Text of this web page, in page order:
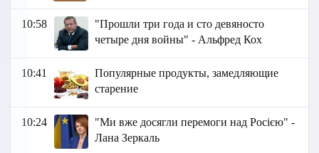
10:58
"Прошли три года и сто девяносто
четыре дня войны" - Альфред Кох
10:41
Популярные продукты, замедляющие
старение
10:24
"Ми вже досягли перемоги над Росією" -
Лана Зеркаль